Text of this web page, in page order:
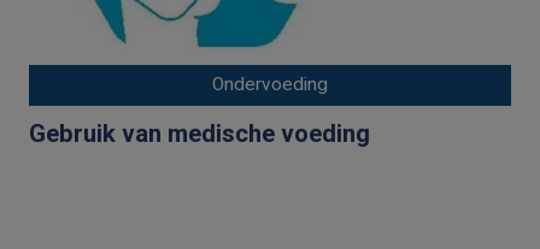
Ondervoeding
Gebruik van medische voeding